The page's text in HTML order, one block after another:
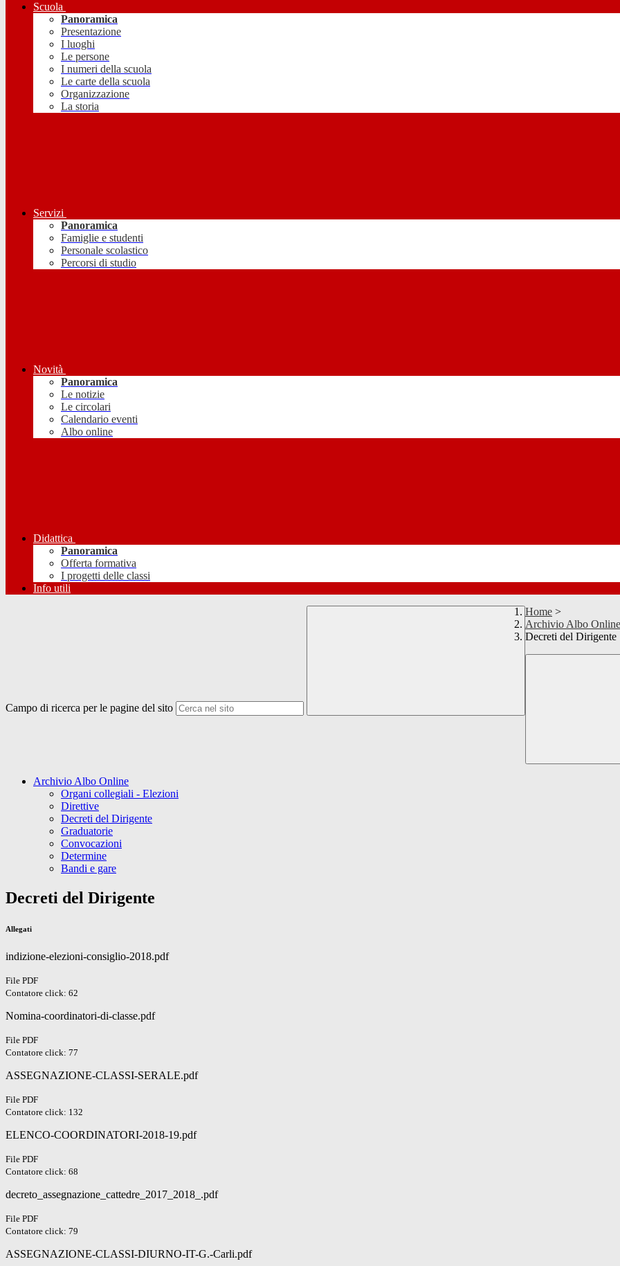
Scuola
Panoramica
Presentazione
I luoghi
Le persone
I numeri della scuola
Le carte della scuola
Organizzazione
La storia
Servizi
Panoramica
Famiglie e studenti
Personale scolastico
Percorsi di studio
Novità
Panoramica
Le notizie
Le circolari
Calendario eventi
Albo online
Didattica
Panoramica
Offerta formativa
I progetti delle classi
Info utili
Campo di ricerca per le pagine del sito
Home >
Archivio Albo Online
Decreti del Dirigente
Archivio Albo Online
Organi collegiali - Elezioni
Direttive
Decreti del Dirigente
Graduatorie
Convocazioni
Determine
Bandi e gare
Decreti del Dirigente
Allegati
indizione-elezioni-consiglio-2018.pdf
File PDF
Contatore click: 62
Nomina-coordinatori-di-classe.pdf
File PDF
Contatore click: 77
ASSEGNAZIONE-CLASSI-SERALE.pdf
File PDF
Contatore click: 132
ELENCO-COORDINATORI-2018-19.pdf
File PDF
Contatore click: 68
decreto_assegnazione_cattedre_2017_2018_.pdf
File PDF
Contatore click: 79
ASSEGNAZIONE-CLASSI-DIURNO-IT-G.-Carli.pdf